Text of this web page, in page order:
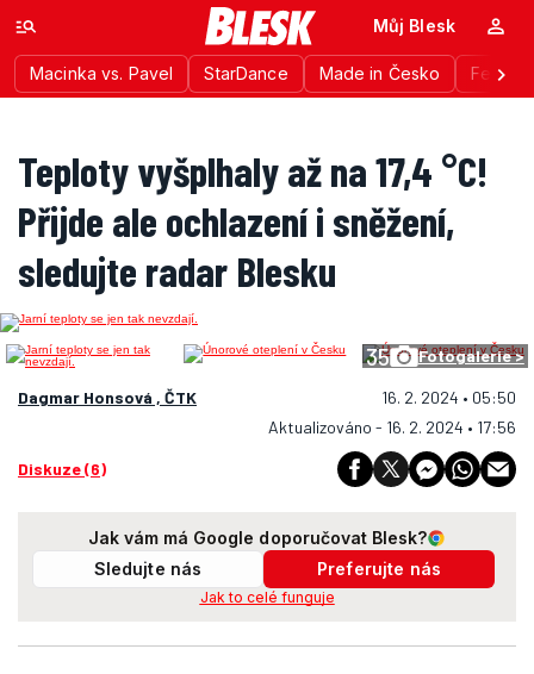
Macinka vs. Pavel StarDance Made in Česko
Můj Blesk
Teploty vyšplhaly až na 17,4 °C!
Přijde ale ochlazení i sněžení,
sledujte radar Blesku
35 Fotogalerie >
Dagmar Honsová , ČTK
16. 2. 2024 • 05:50
Aktualizováno - 16. 2. 2024 • 17:56
Diskuze (6)
Jak vám má Google doporučovat Blesk?
Sledujte nás
Preferujte nás
Jak to celé funguje